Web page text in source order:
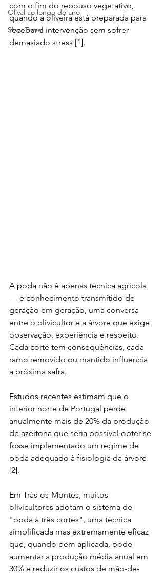
Olival ao longo do ano
Slow Travel
com o fim do repouso vegetativo,
quando a oliveira está preparada para
receber a intervenção sem sofrer
demasiado stress [1].
A poda não é apenas técnica agrícola
— é conhecimento transmitido de
geração em geração, uma conversa
entre o olivicultor e a árvore que exige
observação, experiência e respeito.
Cada corte tem consequências, cada
ramo removido ou mantido influencia
a próxima safra.
Estudos recentes estimam que o
interior norte de Portugal perde
anualmente mais de 20% da produção
de azeitona que seria possível obter se
fosse implementado um regime de
poda adequado à fisiologia da árvore
[2].
Em Trás-os-Montes, muitos
olivicultores adotam o sistema de
"poda a três cortes", uma técnica
simplificada mas extremamente eficaz
que, quando bem aplicada, pode
aumentar a produção média anual em
30% e reduzir os custos de mão-de-